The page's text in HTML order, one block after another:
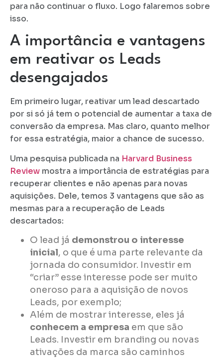
para não continuar o fluxo. Logo falaremos sobre
isso.
A importância e vantagens
em reativar os Leads
desengajados
Em primeiro lugar, reativar um lead descartado
por si só já tem o potencial de aumentar a taxa de
conversão da empresa. Mas claro, quanto melhor
for essa estratégia, maior a chance de sucesso.
Uma pesquisa publicada na Harvard Business
Review mostra a importância de estratégias para
recuperar clientes e não apenas para novas
aquisições. Dele, temos 3 vantagens que são as
mesmas para a recuperação de Leads
descartados:
O lead já demonstrou o interesse
inicial, o que é uma parte relevante da
jornada do consumidor. Investir em
“criar” esse interesse pode ser muito
oneroso para a aquisição de novos
Leads, por exemplo;
Além de mostrar interesse, eles já
conhecem a empresa em que são
Leads. Investir em branding ou novas
ativações da marca são caminhos